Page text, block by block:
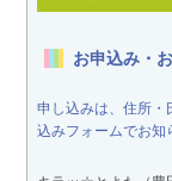
お申込み・
申し込みは、住所・
込みフォームでお知